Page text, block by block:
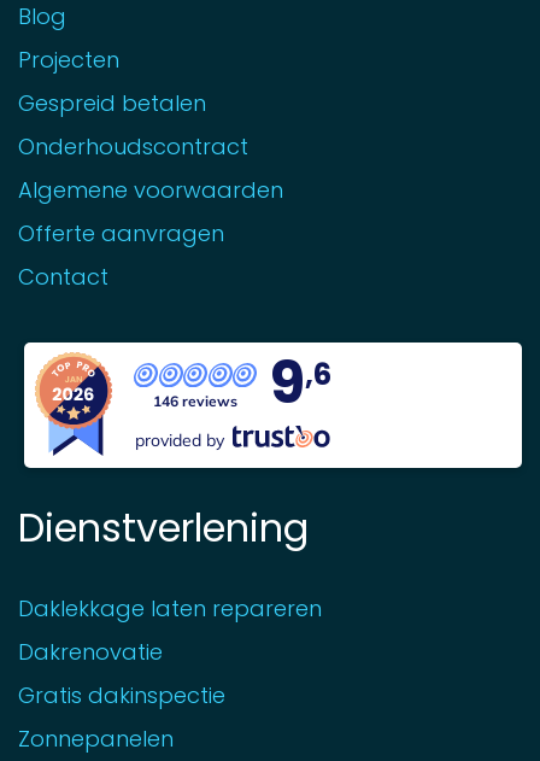
Blog
Projecten
Gespreid betalen
Onderhoudscontract
Algemene voorwaarden
Offerte aanvragen
Contact
146 reviews 9,6
provided by
Dienstverlening
Daklekkage laten repareren
Dakrenovatie
Gratis dakinspectie
Zonnepanelen